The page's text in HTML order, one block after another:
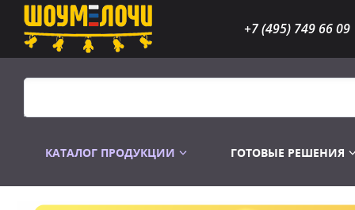
+7 (495) 749 66 09
КАТАЛОГ ПРОДУКЦИИ ГОТОВЫЕ РЕШЕНИЯ